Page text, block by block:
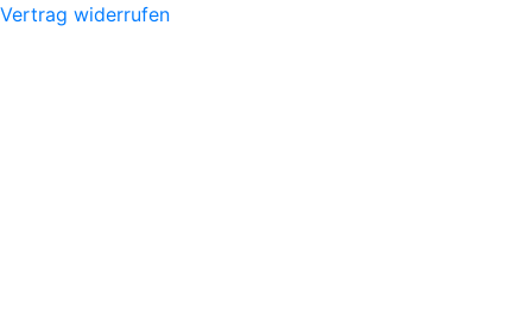
Vertrag widerrufen